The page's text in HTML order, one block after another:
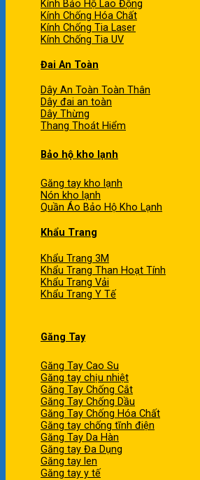
Kính Bảo Hộ Lao Động
Kính Chống Hóa Chất
Kính Chống Tia Laser
Kính Chống Tia UV
Đai An Toàn
Dây An Toàn Toàn Thân
Dây đai an toàn
Dây Thừng
Thang Thoát Hiểm
Bảo hộ kho lạnh
Găng tay kho lạnh
Nón kho lạnh
Quần Áo Bảo Hộ Kho Lạnh
Khẩu Trang
Khẩu Trang 3M
Khẩu Trang Than Hoạt Tính
Khẩu Trang Vải
Khẩu Trang Y Tế
Găng Tay
Găng Tay Cao Su
Găng tay chịu nhiệt
Găng Tay Chống Cắt
Găng Tay Chống Dầu
Găng Tay Chống Hóa Chất
Găng tay chống tĩnh điện
Găng Tay Da Hàn
Găng tay Đa Dụng
Găng tay len
Găng tay y tế